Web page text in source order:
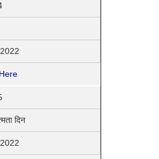
दिन